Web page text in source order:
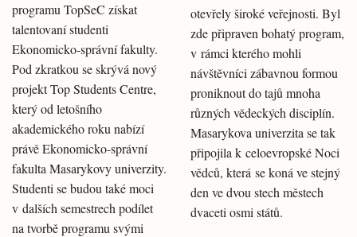
programu TopSeC získat
talentovaní studenti
Ekonomicko-správní fakulty.
Pod zkratkou se skrývá nový
projekt Top Students Centre,
který od letošního
akademického roku nabízí
právě Ekonomicko-správní
fakulta Masarykovy univerzity.
Studenti se budou také moci
v dalších semestrech podílet
na tvorbě programu svými
otevřely široké veřejnosti. Byl
zde připraven bohatý program,
v rámci kterého mohli
návštěvníci zábavnou formou
proniknout do tajů mnoha
různých vědeckých disciplín.
Masarykova univerzita se tak
připojila k celoevropské Noci
vědců, která se koná ve stejný
den ve dvou stech městech
dvaceti osmi států.